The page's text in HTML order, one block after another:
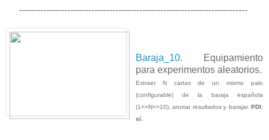
----------------------------------------------------------------------------
Baraja_10. Equipamiento
para experimentos aleatorios.
Extraer N cartas de un mismo palo
(configurable) de la baraja española
(1<=N<=10), anotar resultados y barajar. PDI:
sí.